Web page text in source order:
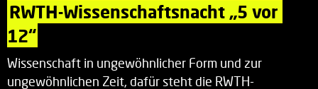
RWTH-Wissenschaftsnacht „5 vor
12“
Wissenschaft in ungewöhnlicher Form und zur
ungewöhnlichen Zeit, dafür steht die RWTH-